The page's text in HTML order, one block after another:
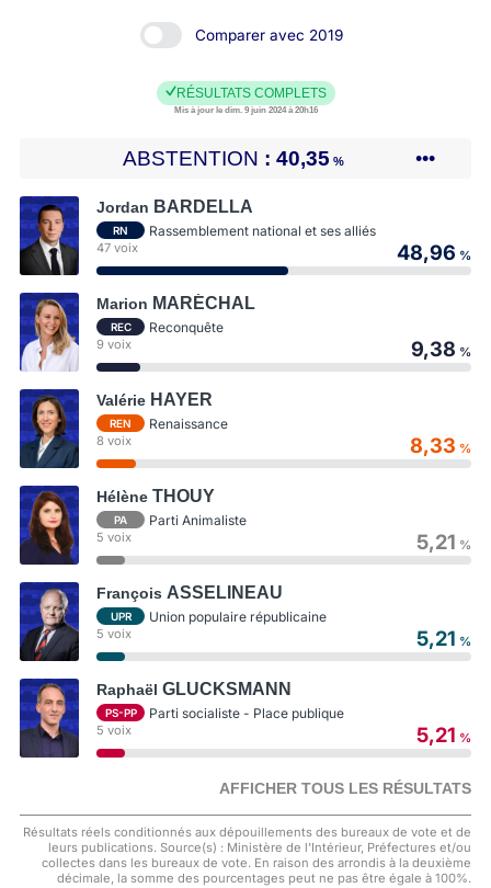
Comparer avec 2019
RÉSULTATS COMPLETS
Mis à jour le dim. 9 juin 2024 à 20h16
ABSTENTION 40,35 % •••
Jordan BARDELLA
RN Rassemblement national et ses alliés
47 voix 48,96 %
Marion MARÉCHAL
REC Reconquête
9 voix 9,38 %
Valérie HAYER
REN Renaissance
8 voix 8,33 %
Hélène THOUY
PA Parti Animaliste
5 voix 5,21 %
François ASSELINEAU
UPR Union populaire républicaine
5 voix 5,21 %
Raphaël GLUCKSMANN
PS-PP Parti socialiste - Place publique
5 voix 5,21 %
AFFICHER TOUS LES RÉSULTATS
Résultats réels conditionnés aux dépouillements des bureaux de vote et de
leurs publications. Source(s) : Ministère de l'Intérieur, Préfectures et/ou
collectes dans les bureaux de vote. En raison des arrondis à la deuxième
décimale, la somme des pourcentages peut ne pas être égale à 100%.